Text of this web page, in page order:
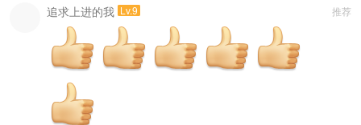
推荐
追求上进的我 Lv.9